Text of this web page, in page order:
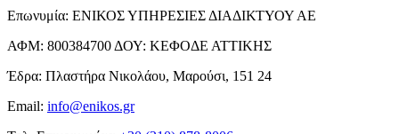
Επωνυμία: ΕΝΙΚΟΣ ΥΠΗΡΕΣΙΕΣ ΔΙΑΔΙΚΤΥΟΥ ΑΕ
ΑΦΜ: 800384700 ΔΟΥ: ΚΕΦΟΔΕ ΑΤΤΙΚΗΣ
Έδρα: Πλαστήρα Νικολάου, Μαρούσι, 151 24
Email: info@enikos.gr